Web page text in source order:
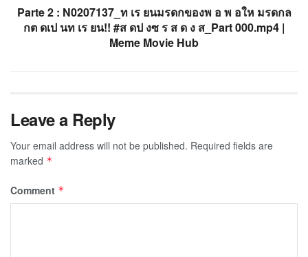
Parte 2 : N0207137_ท เร ยนมรดกของพ อ พ อให มรดกล
กต ดเป นท เร ยน!! #ส ดป งซ ร ส ด ง ส_Part 000.mp4 |
Meme Movie Hub
Leave a Reply
Your email address will not be published. Required fields are
marked *
Comment *